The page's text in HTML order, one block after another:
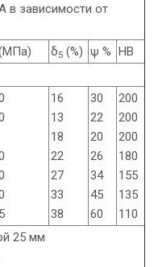
в зависимости от
δ5 (%) ψ % НВ
16
13
18
22
27
33
38
30
22
20
26
34
45
60
200
200
200
180
155
135
110
25 мм